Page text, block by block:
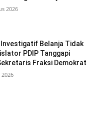
2026
Belanja Tidak
PDIP Tanggapi
Fraksi Demokrat